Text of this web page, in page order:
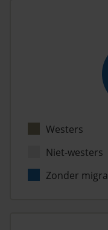
Westers
Niet-westers
Zonder